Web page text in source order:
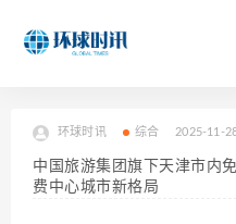
环球时讯 综合 2025-11-
中国旅游集团旗下天津市内
费中心城市新格局